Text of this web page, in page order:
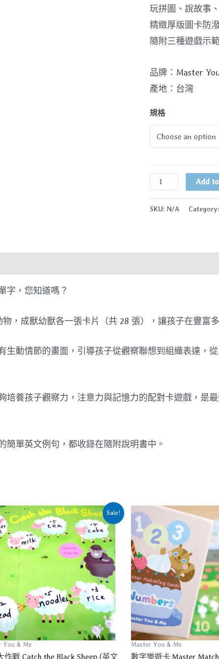
玩拼圖、說故事
精緻厚版圖卡防
隨附三種遊戲示
品牌：Master
產地：台灣
規格
動
遊
–
(英
卡)
Add
SKU: N/A Category:
字，您知道嗎？
，成獸幼獸各一張卡片（共 28 張），讓孩子在豐富
生動情節的畫面，引導孩子從觀察聯想到組織表達，
培養孩子觀察力，注意力與記憶力的配對卡遊戲，是
簡單英文例句，都收錄在隨附說明書中。
Sale!
You & Me
作戰 Catch the Black Sheep (英文
Master You & Me
數字樂遊卡 Master